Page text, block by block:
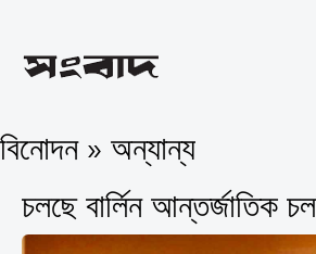
বিনোদন » অন্যান্য
চলছে বার্লিন আন্তর্জাতিক